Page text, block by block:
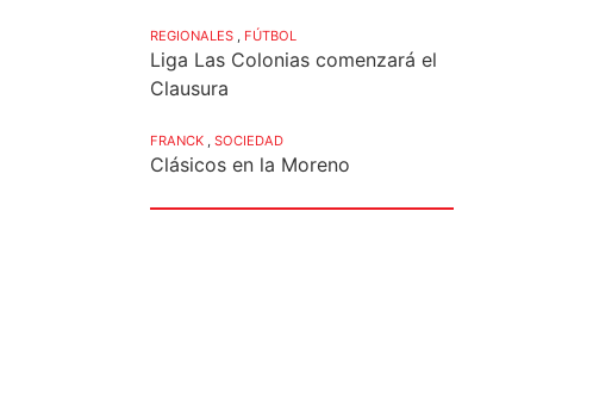
REGIONALES FÚTBOL
Liga Las Colonias comenzará el
Clausura
FRANCK SOCIEDAD
Clásicos en la Moreno